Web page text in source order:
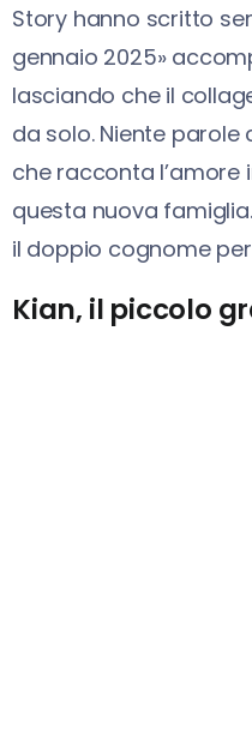
Story hanno scritto
gennaio 2025»
lasciando che il
da solo. Niente
che racconta
questa nuova
il doppio cognome
Kian, il piccolo